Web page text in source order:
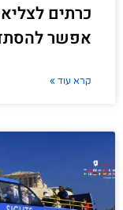
כרתים
אפשר
קרא עוד »